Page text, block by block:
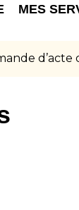
MES
d’acte